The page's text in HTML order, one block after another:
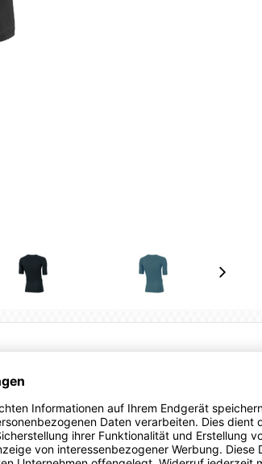
Die Textilschicht direkt auf der Haut
zu steigern • Elasthan-